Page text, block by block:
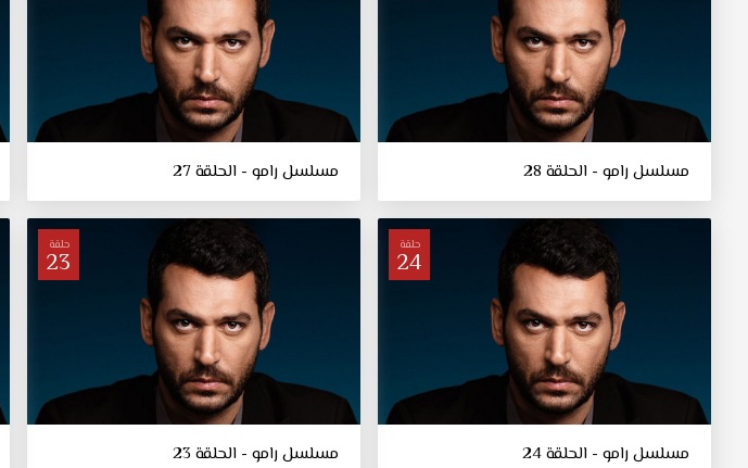
مسلسل رامو - الحلقة 28 مسلسل رامو - الحلقة 27
حلقة
24
مسلسل رامو - الحلقة 24
حلقة
23
مسلسل رامو - الحلقة 23